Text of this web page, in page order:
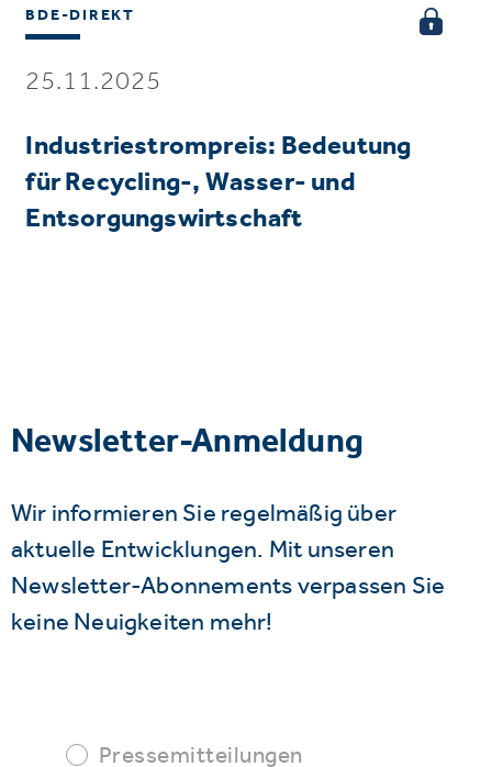
BDE-DIREKT
25.11.2025
Industriestrompreis: Bedeutung
für Recycling-, Wasser- und
Entsorgungswirtschaft
Newsletter-Anmeldung
Wir informieren Sie regelmäßig über
aktuelle Entwicklungen. Mit unseren
Newsletter-Abonnements verpassen Sie
keine Neuigkeiten mehr!
Pressemitteilungen